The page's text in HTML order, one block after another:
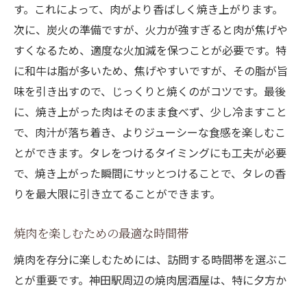
す。これによって、肉がより香ばしく焼き上がります。
次に、炭火の準備ですが、火力が強すぎると肉が焦げや
すくなるため、適度な火加減を保つことが必要です。特
に和牛は脂が多いため、焦げやすいですが、その脂が旨
味を引き出すので、じっくりと焼くのがコツです。最後
に、焼き上がった肉はそのまま食べず、少し冷ますこと
で、肉汁が落ち着き、よりジューシーな食感を楽しむこ
とができます。タレをつけるタイミングにも工夫が必要
で、焼き上がった瞬間にサッとつけることで、タレの香
りを最大限に引き立てることができます。
焼肉を楽しむための最適な時間帯
焼肉を存分に楽しむためには、訪問する時間帯を選ぶこ
とが重要です。神田駅周辺の焼肉居酒屋は、特に夕方か